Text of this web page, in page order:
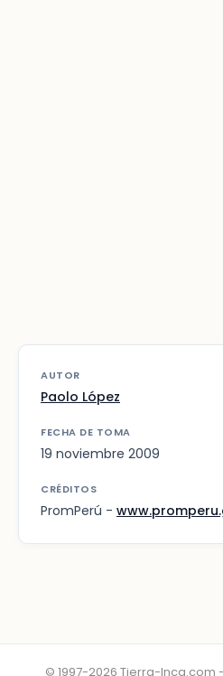
AUTOR
Paolo López
FECHA DE TOMA
19 noviembre 2009
CRÉDITOS
PromPerú -
© 1997-2026 Tierra-